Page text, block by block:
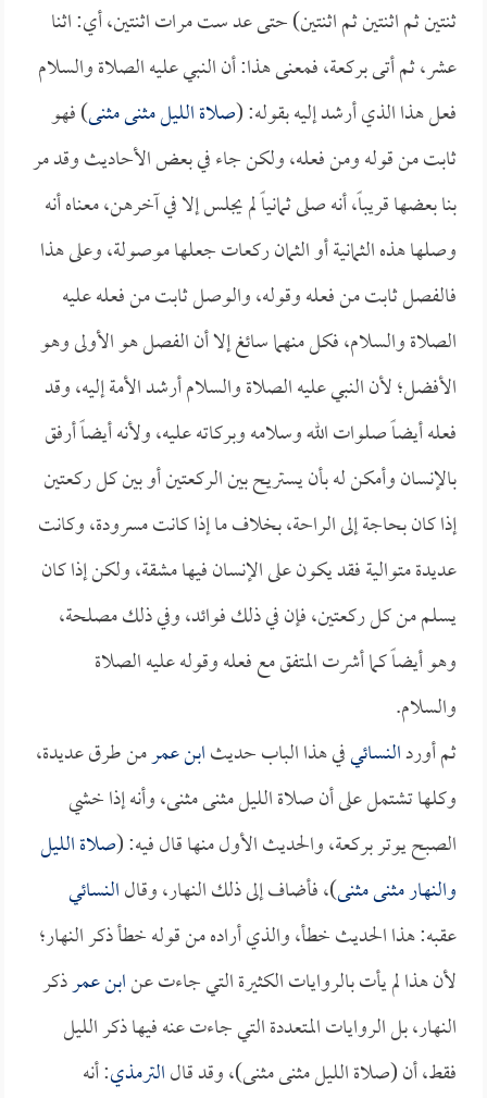
ثنتين ثم اثنتين ثم اثنتين) حتى عد ست مرات اثنتين، أي: اثنا
عشر، ثم أتى بركعة، فمعنى هذا: أن النبي عليه الصلاة والسلام
فعل هذا الذي أرشد إليه بقوله: (صلاة الليل مثنى مثنى) فهو
ثابت من قوله ومن فعله، ولكن جاء في بعض الأحاديث وقد مر
بنا بعضها قريباً، أنه صلى ثمانياً لم يجلس إلا في آخرهن، معناه أنه
وصلها هذه الثمانية أو الثمان ركعات جعلها موصولة، وعلى هذا
فالفصل ثابت من فعله وقوله، والوصل ثابت من فعله عليه
الصلاة والسلام، فكل منهما سائغ إلا أن الفصل هو الأولى وهو
الأفضل؛ لأن النبي عليه الصلاة والسلام أرشد الأمة إليه، وقد
فعله أيضاً صلوات الله وسلامه وبركاته عليه، ولأنه أيضاً أرفق
بالإنسان وأمكن له بأن يستريح بين الركعتين أو بين كل ركعتين
إذا كان بحاجة إلى الراحة، بخلاف ما إذا كانت مسرودة، وكانت
عديدة متوالية فقد يكون على الإنسان فيها مشقة، ولكن إذا كان
يسلم من كل ركعتين، فإن في ذلك فوائد، وفي ذلك مصلحة،
وهو أيضاً كما أشرت المتفق مع فعله وقوله عليه الصلاة
والسلام.
ثم أوردالنسائيفي هذا الباب حديثابن عمرمن طرق عديدة،
وكلها تشتمل على أن صلاة الليل مثنى مثنى، وأنه إذا خشي
الصبح يوتر بركعة، والحديث الأول منها قال فيه: (صلاة الليل
والنهار مثنى مثنى)، فأضاف إلى ذلك النهار، وقالالنسائي
عقبه: هذا الحديث خطأ، والذي أراده من قوله خطأ ذكر النهار؛
لأن هذا لم يأت بالروايات الكثيرة التي جاءت عنابن عمرذكر
النهار، بل الروايات المتعددة التي جاءت عنه فيها ذكر الليل
فقط، أن (صلاة الليل مثنى مثنى)، وقد قالالترمذي: أنه